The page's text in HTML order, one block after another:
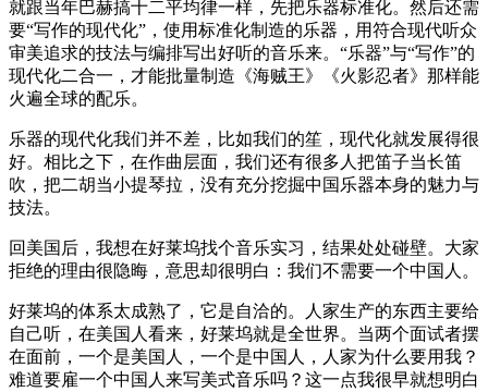
就跟当年巴赫搞十二平均律一样，先把乐器标准化。然后还需
要“写作的现代化”，使用标准化制造的乐器，用符合现代听众
审美追求的技法与编排写出好听的音乐来。“乐器”与“写作”的
现代化二合一，才能批量制造《海贼王》《火影忍者》那样能
火遍全球的配乐。
乐器的现代化我们并不差，比如我们的笙，现代化就发展得很
好。相比之下，在作曲层面，我们还有很多人把笛子当长笛
吹，把二胡当小提琴拉，没有充分挖掘中国乐器本身的魅力与
技法。
回美国后，我想在好莱坞找个音乐实习，结果处处碰壁。大家
拒绝的理由很隐晦，意思却很明白：我们不需要一个中国人。
好莱坞的体系太成熟了，它是自洽的。人家生产的东西主要给
自己听，在美国人看来，好莱坞就是全世界。当两个面试者摆
在面前，一个是美国人，一个是中国人，人家为什么要用我？
难道要雇一个中国人来写美式音乐吗？这一点我很早就想明白